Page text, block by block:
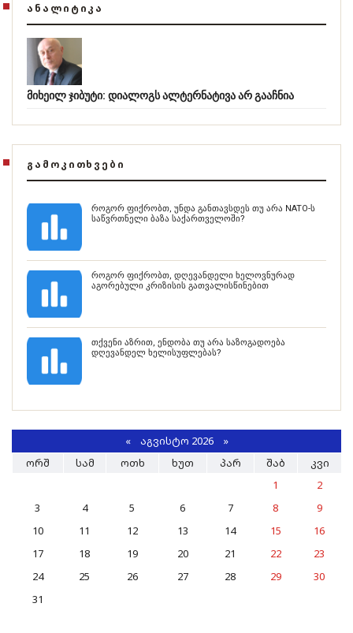
ᲐᲜᲐᲚᲘᲢᲘᲙᲐ
მიხეილ ჯიბუტი: დიალოგს ალტერნატივა არ გააჩნია
ᲒᲐᲛᲝᲙᲘᲗᲮᲕᲔᲑᲘ
როგორ ფიქრობთ, უნდა განთავსდეს თუ არა NATO-ს
საწვრთნელი ბაზა საქართველოში?
როგორ ფიქრობთ, დღევანდელი ხელოვნურად
აგორებული კრიზისის გათვალისწინებით
თქვენი აზრით, ენდობა თუ არა საზოგადოება
დღევანდელ ხელისუფლებას?
«ᲐᲒᲕᲘᲡᲢᲝ 2026 »
ᲝᲠᲨ
ᲡᲐᲛ ᲝᲗᲮ ᲮᲣᲗ ᲞᲐᲠ ᲨᲐᲑ
ᲙᲕᲘ
1
2
3
4 5 6 7 8
9
10
11 12 13 14 15
16
17
18 19 20 21 22
23
24
25 26 27 28 29
30
31